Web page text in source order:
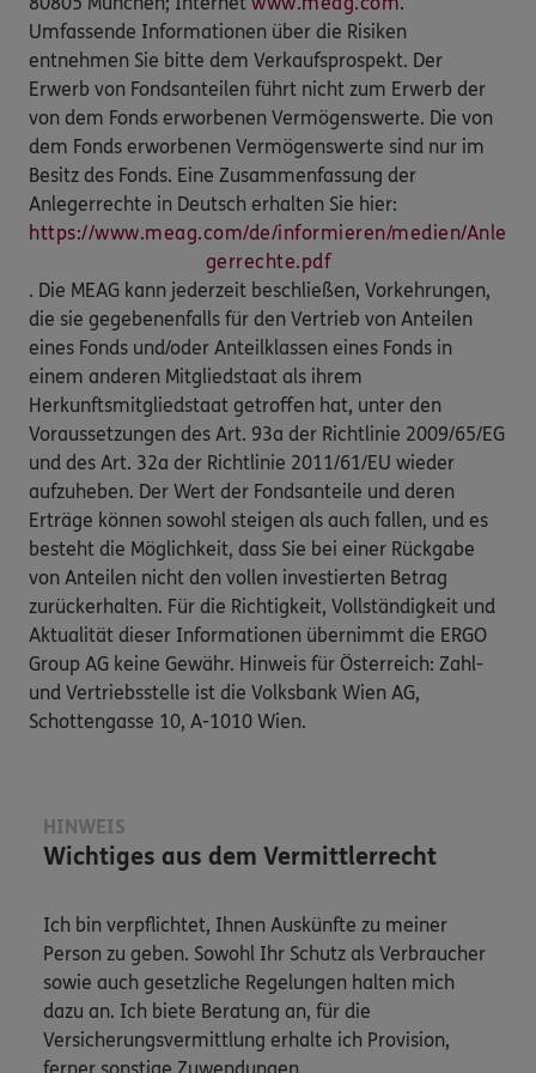
Umfassende Informationen über die Risiken
entnehmen Sie bitte dem Verkaufsprospekt. Der
Erwerb von Fondsanteilen führt nicht zum Erwerb der
von dem Fonds erworbenen Vermögenswerte. Die von
dem Fonds erworbenen Vermögenswerte sind nur im
Besitz des Fonds. Eine Zusammenfassung der
Anlegerrechte in Deutsch erhalten Sie hier:
https://www.meag.com/de/informieren/medien/Anle
gerrechte.pdf
. Die MEAG kann jederzeit beschließen, Vorkehrungen,
die sie gegebenenfalls für den Vertrieb von Anteilen
eines Fonds und/oder Anteilklassen eines Fonds in
einem anderen Mitgliedstaat als ihrem
Herkunftsmitgliedstaat getroffen hat, unter den
Voraussetzungen des Art. 93a der Richtlinie 2009/65/EG
und des Art. 32a der Richtlinie 2011/61/EU wieder
aufzuheben. Der Wert der Fondsanteile und deren
Erträge können sowohl steigen als auch fallen, und es
besteht die Möglichkeit, dass Sie bei einer Rückgabe
von Anteilen nicht den vollen investierten Betrag
zurückerhalten. Für die Richtigkeit, Vollständigkeit und
Aktualität dieser Informationen übernimmt die ERGO
Group AG keine Gewähr. Hinweis für Österreich: Zahl-
und Vertriebsstelle ist die Volksbank Wien AG,
Schottengasse 10, A-1010 Wien.
HINWEIS
Wichtiges aus dem Vermittlerrecht
Ich bin verpflichtet, Ihnen Auskünfte zu meiner
Person zu geben. Sowohl Ihr Schutz als Verbraucher
sowie auch gesetzliche Regelungen halten mich
dazu an. Ich biete Beratung an, für die
Versicherungsvermittlung erhalte ich Provision,